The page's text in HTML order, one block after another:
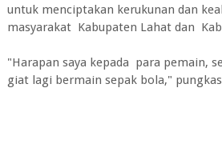
untuk menciptakan kerukunan dan
masyarakat Kabupaten Lahat dan
"Harapan saya kepada para pemain,
giat lagi bermain sepak bola,"